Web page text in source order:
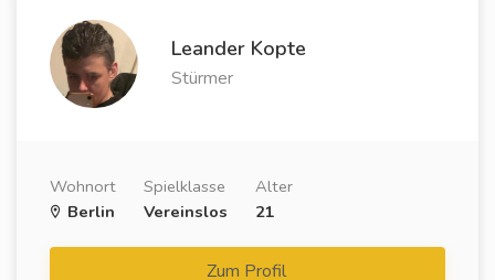
Leander Kopte
Stürmer
Wohnort
Berlin
Spielklasse
Vereinslos
Alter
21
Zum Profil